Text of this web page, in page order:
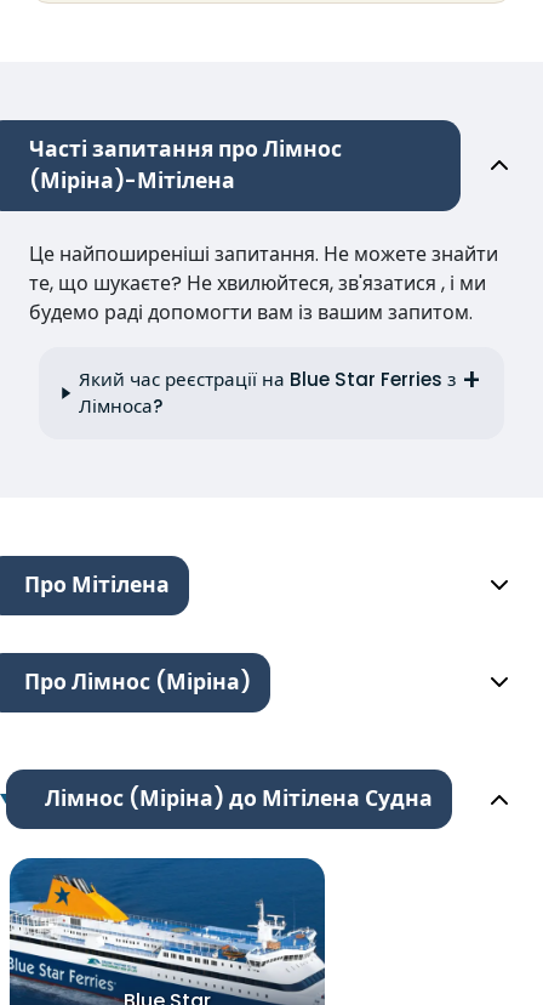
Часті запитання про Лімнос
(Міріна)-Мітілена
Це найпоширеніші запитання. Не можете знайти
те, що шукаєте? Не хвилюйтеся, зв'язатися , і ми
будемо раді допомогти вам із вашим запитом.
Який час реєстрації на Blue Star Ferries з
Лімноса?
Про Мітілена
Про Лімнос (Міріна)
Лімнос (Міріна) до Мітілена Судна